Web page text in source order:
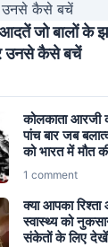
जो बालों के
उनसे कैसे बचें
कोलकाता आरजी
पांच बार जब
को भारत में मौत
1 comment
क्या आपका
स्वास्थ्य को
संकेतों के लिए देखें